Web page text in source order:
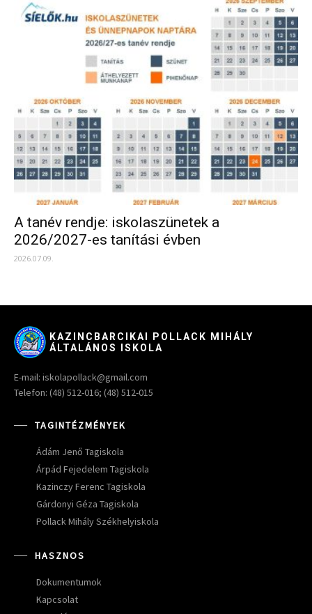
A tanév rendje: iskolaszünetek a
2026/2027-es tanítási évben
2026.07.09.
KAZINCBARCIKAI POLLACK MIHÁLY
ÁLTALÁNOS ISKOLA
E-mail: iskolapollack@gmail.com
Telefon: (48) 512-016; (48) 512-015
TAGINTÉZMÉNYEK
Ádám Jenő Tagiskola
Árpád Fejedelem Tagiskola
Kazinczy Ferenc Tagiskola
Gárdonyi Géza Tagiskola
Pollack Mihály Székhelyiskola
HASZNOS
Dokumentumok
Kapcsolat